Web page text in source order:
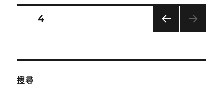
年
分
頁次4
搜尋